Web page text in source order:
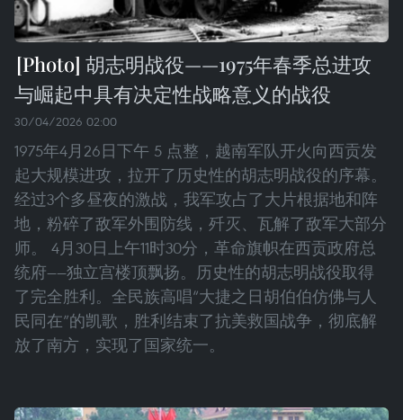
胡志明战役——1975年春季总进攻
与崛起中具有决定性战略意义的战役
30/04/2026 02:00
1975年4月26日下午 5 点整，越南军队开火向西贡发
起大规模进攻，拉开了历史性的胡志明战役的序幕。
经过3个多昼夜的激战，我军攻占了大片根据地和阵
地，粉碎了敌军外围防线，歼灭、瓦解了敌军大部分
师。 4月30日上午11时30分，革命旗帜在西贡政府总
统府——独立宫楼顶飘扬。历史性的胡志明战役取得
了完全胜利。全民族高唱“大捷之日胡伯伯仿佛与人
民同在”的凯歌，胜利结束了抗美救国战争，彻底解
放了南方，实现了国家统一。